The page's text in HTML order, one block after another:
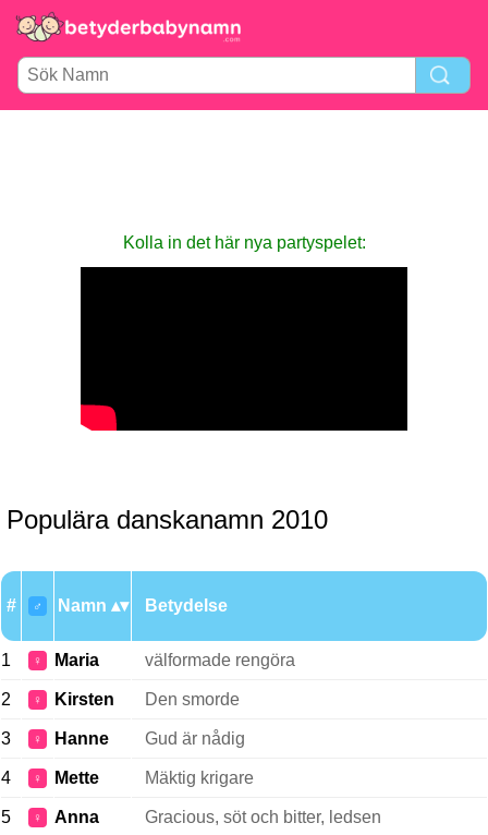
Kolla in det här nya party­spelet:
Populära danskanamn 2010
# ♂ Namn Betydelse
1 ♀ Maria välformade rengöra
2 ♀ Kirsten Den smorde
3 ♀ Hanne Gud är nådig
4 ♀ Mette Mäktig krigare
5 ♀ Anna Gracious, söt och bitter, ledsen